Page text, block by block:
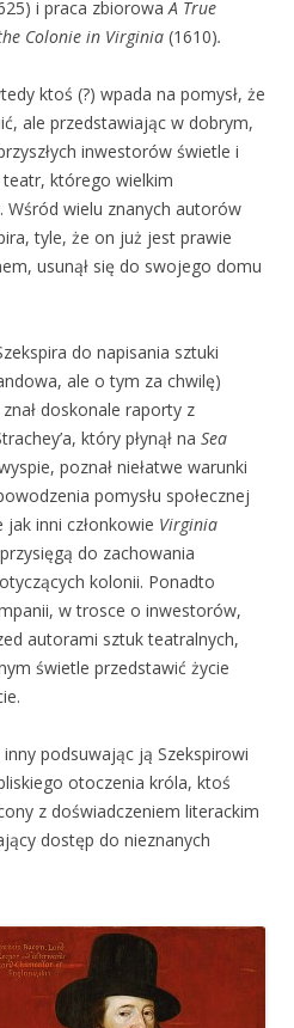
i praca zbiorowaA True
Colonie in Virginia (1610).
ktoś (?) wpada na pomysł, że
ale przedstawiając w dobrym,
inwestorów świetle i
którego wielkim
wielu znanych autorów
tyle, że on już jest prawie
usunął się do swojego domu
do napisania sztuki
ale o tym za chwilę)
doskonale raporty z
który płynął na Sea
poznał niełatwe warunki
pomysłu społecznej
inni członkowie Virginia
do zachowania
kolonii. Ponadto
w trosce o inwestorów,
autorami sztuk teatralnych,
świetle przedstawić życie
podsuwając ją Szekspirowi
otoczenia króla, ktoś
z doświadczeniem literackim
dostęp do nieznanych